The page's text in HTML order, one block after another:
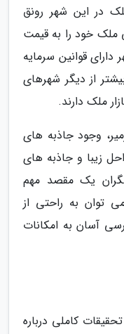
در این شهر رونق
ملک خود را به قیمت
قوانین سرمایه
از دیگر شهرهای
ملک دارند.
وجود جاذبه های
زیبا و جاذبه های
یک مقصد مهم
توان به راحتی از
آسان به امکانات
کاملی درباره